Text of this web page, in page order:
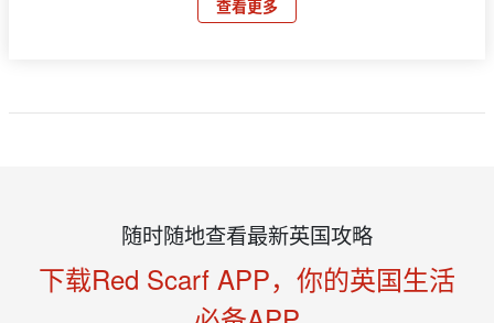
查看更多
随时随地查看最新英国攻略
下载Red Scarf APP，你的英国生活